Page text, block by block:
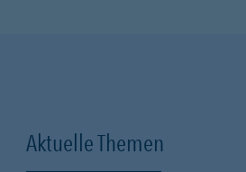
Aktuelle Themen